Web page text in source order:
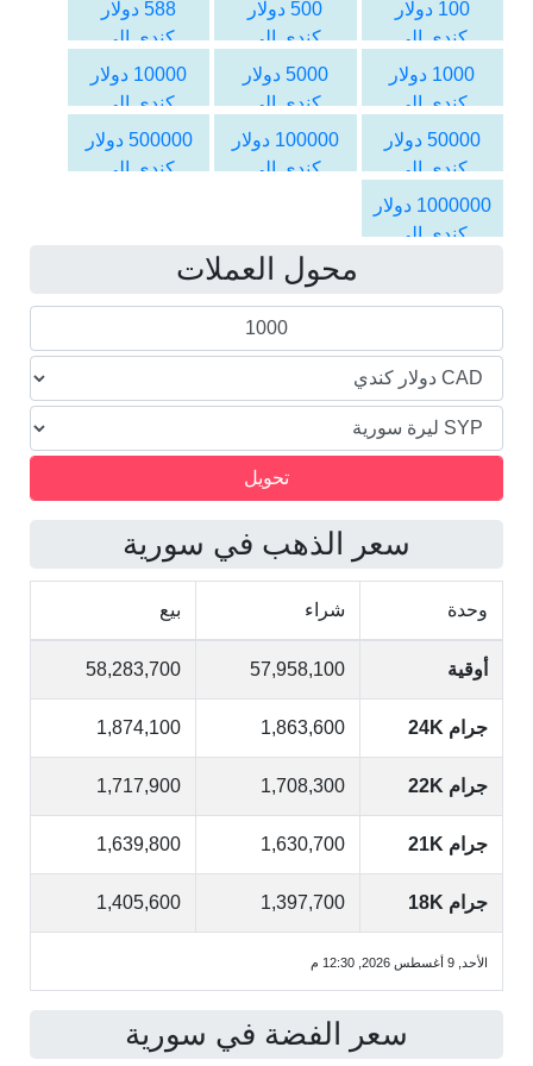
100 دولار
كندي الى
الليرة السورية
500 دولار
كندي الى
الليرة السورية
588 دولار
كندي الى
الليرة السورية
1000 دولار
كندي الى
الليرة السورية
5000 دولار
كندي الى
الليرة السورية
10000 دولار
كندي الى
الليرة السورية
50000 دولار
كندي الى
الليرة السورية
100000 دولار
كندي الى
500000 دولار
كندي الى
1000000 دولار
كندي الى
محول العملات
سعر الذهب في سورية
وحدة شراء بيع
أوقية 57,958,100
58,283,700
جرام 24K 1,863,600
1,874,100
جرام 22K 1,708,300
1,717,900
جرام 21K 1,630,700
1,639,800
جرام 18K 1,397,700
1,405,600
الأحد, 9 أغسطس 2026, 12:30 م
سعر الفضة في سورية